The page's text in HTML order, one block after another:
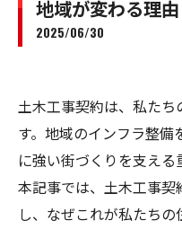
地域が変わる理由
2025/06/30
土木工事契約は、私たち
す。地域のインフラ整
に強い街づくりを支える
本記事では、土木工事
し、なぜこれが私たち